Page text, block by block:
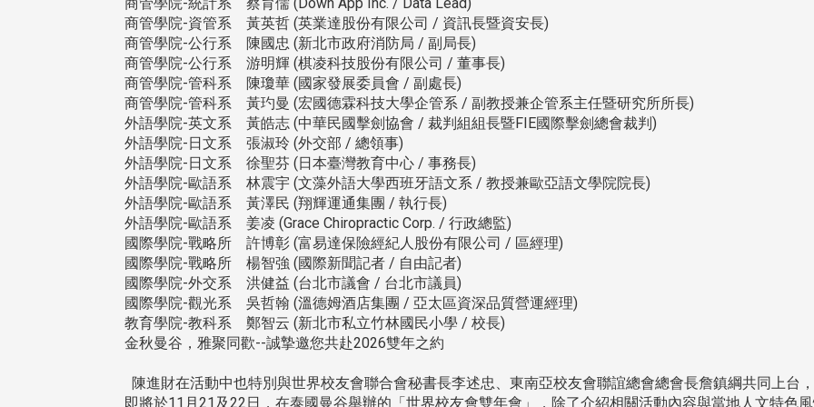
商管學院-資管系 黃英哲 (英業達股份有限公司 / 資訊長暨資安長)
商管學院-公行系 陳國忠 (新北市政府消防局 / 副局長)
商管學院-公行系 游明輝 (棋凌科技股份有限公司 / 董事長)
商管學院-管科系 陳瓊華 (國家發展委員會 / 副處長)
商管學院-管科系 黃玓曼 (宏國德霖科技大學企管系 / 副教授兼企管系主任暨研究所所長)
外語學院-英文系 黃皓志 (中華民國擊劍協會 / 裁判組組長暨FIE國際擊劍總會裁判)
外語學院-日文系 張淑玲 (外交部 / 總領事)
外語學院-日文系 徐聖芬 (日本臺灣教育中心 / 事務長)
外語學院-歐語系 林震宇 (文藻外語大學西班牙語文系 / 教授兼歐亞語文學院院長)
外語學院-歐語系 黃澤民 (翔輝運通集團 / 執行長)
外語學院-歐語系 姜凌 (Grace Chiropractic Corp. / 行政總監)
國際學院-戰略所 許博彰 (富易達保險經紀人股份有限公司 / 區經理)
國際學院-戰略所 楊智強 (國際新聞記者 / 自由記者)
國際學院-外交系 洪健益 (台北市議會 / 台北市議員)
國際學院-觀光系 吳哲翰 (溫德姆酒店集團 / 亞太區資深品質營運經理)
教育學院-教科系 鄭智云 (新北市私立竹林國民小學 / 校長)
金秋曼谷，雅聚同歡--誠摯邀您共赴2026雙年之約
陳進財在活動中也特別與世界校友會聯合會秘書長李述忠、東南亞校友會聯誼總會總會長詹鎮綱共同上台
即將於11月21及22日，在泰國曼谷舉辦的「世界校友會雙年會」，除了介紹相關活動內容與當地人文特色風